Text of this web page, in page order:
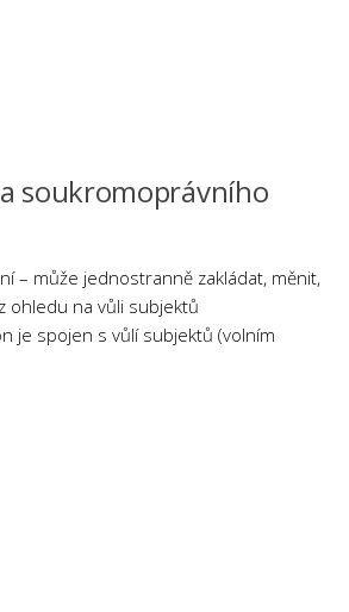
a soukromoprávního
– může jednostranně zakládat, měnit,
ohledu na vůli subjektů
je spojen s vůlí subjektů (volním